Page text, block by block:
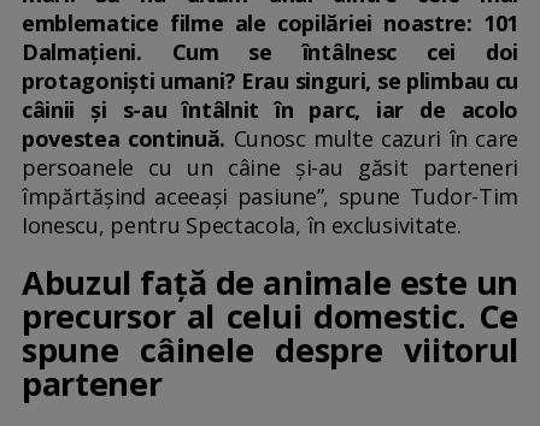
emblematice filme ale copilăriei noastre: 101
Dalmațieni. Cum se întâlnesc cei doi
protagoniști umani? Erau singuri, se plimbau cu
câinii și s-au întâlnit în parc, iar de acolo
povestea continuă. Cunosc multe cazuri în care
persoanele cu un câine și-au găsit parteneri
împărtășind aceeași pasiune”, spune Tudor-Tim
Ionescu, pentru Spectacola, în exclusivitate.
Abuzul față de animale este un
precursor al celui domestic. Ce
spune câinele despre viitorul
partener